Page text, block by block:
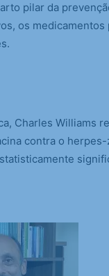
pilar da
os medicamentos
Charles Williams
contra o